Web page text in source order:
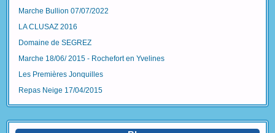
Marche Bullion 07/07/2022
LA CLUSAZ 2016
Domaine de SEGREZ
Marche 18/06/ 2015 - Rochefort en Yvelines
Les Premières Jonquilles
Repas Neige 17/04/2015